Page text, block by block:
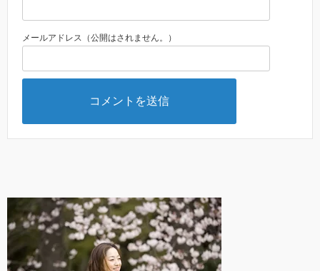
メールアドレス（公開はされません。）